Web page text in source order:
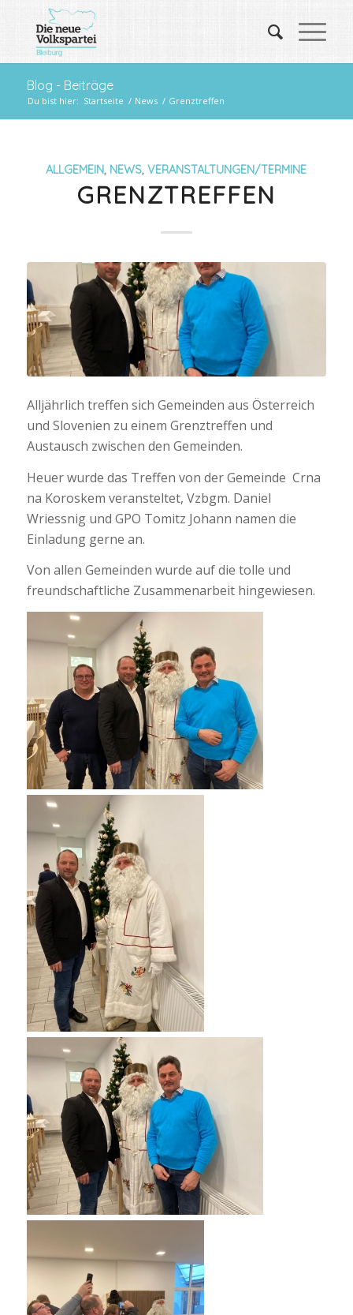
Blog - Beiträge
Du bist hier: Startseite / News / Grenztreffen
ALLGEMEIN, NEWS,VERANSTALTUNGEN/TERMINE
GRENZTREFFEN
Alljährlich treffen sich Gemeinden aus Österreich
und Slovenien zu einem Grenztreffen und
Austausch zwischen den Gemeinden.
Heuer wurde das Treffen von der Gemeinde Crna
na Koroskem veransteltet, Vzbgm. Daniel
Wriessnig und GPO Tomitz Johann namen die
Einladung gerne an.
Von allen Gemeinden wurde auf die tolle und
freundschaftliche Zusammenarbeit hingewiesen.